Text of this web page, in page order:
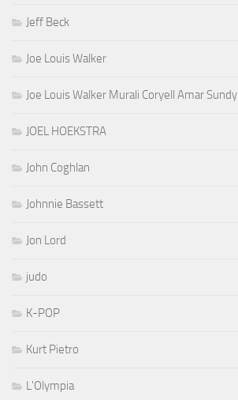
Jeff Beck
Joe Louis Walker
Joe Louis Walker Murali Coryell Amar Sundy
JOEL HOEKSTRA
John Coghlan
Johnnie Bassett
Jon Lord
judo
K-POP
Kurt Pietro
L'Olympia